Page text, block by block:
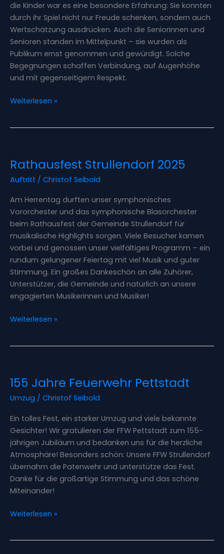
die Kinder war es eine besondere Erfahrung: Sie konnten
durch ihr Spiel nicht nur Freude schenken, sondern auch
Wertschätzung ausdrücken. Auch die Seniorinnen und
Senioren standen im Mittelpunkt – sie wurden als
Publikum ernst genommen und gewürdigt. Solche
Begegnungen schaffen Verbindung, auf Augenhöhe
und mit gegenseitigem Respekt.
Weiterlesen »
Rathausfest Strullendorf 2025
Auftritt / Christof Seibold
Am Herrentag durften unser symphonisches
Vororchester und das symphonische Blasorchester
beim Rathausfest der Gemeinde Strullendorf für
musikalische Highlights sorgen. Viele Besucher kamen
vorbei und genossen unser vielfältiges Programm – ein
rundum gelungener Feiertag mit viel Musik und guter
Stimmung. Ein großes Dankeschön an alle Zuhörer,
Unterstützer, die Gemeinde und natürlich an unsere
engagierten Musikerinnen und Musiker!
Strullendorf
2025
Weiterlesen »
155 Jahre Feuerwehr Pettstadt
Umzug / Christof Seibold
Ein tolles Fest, ein starker Umzug und viele bekannte
Gesichter! Wir gratulieren der FFW Pettstadt zum 155-
jährigen Jubiläum und bedanken uns für die herzliche
Atmosphäre! Besonders schön: Unsere FFW Strullendorf
übernahm die Patenwehr und unterstütze das Fest.
Danke für die großartige Stimmung und das schöne
Miteinander!
Jahre
Feuerwehr
Weiterlesen »